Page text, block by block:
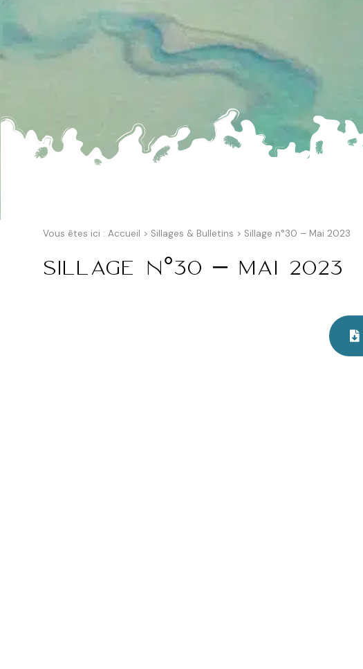
Vous êtes ici : Accueil > Sillages & Bulletins > Sillage n°30 – Mai 2023
Sillage n°30 – Mai 2023